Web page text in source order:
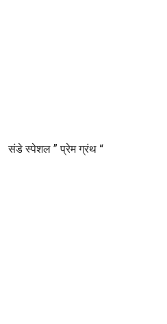
संडे स्पेशल ” प्रेम ग्रंथ “